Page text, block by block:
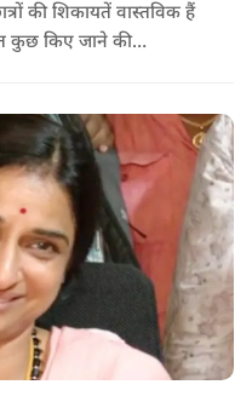
की शिकायतें वास्तविक हैं
कुछ किए जाने की